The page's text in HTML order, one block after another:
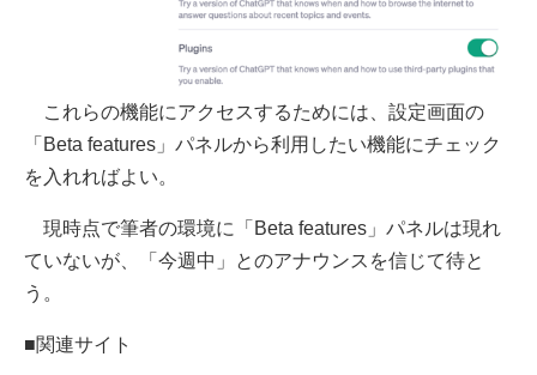
これらの機能にアクセスするためには、設定画面の
「Beta features」パネルから利用したい機能にチェック
を入れればよい。
現時点で筆者の環境に「Beta features」パネルは現れ
ていないが、「今週中」とのアナウンスを信じて待と
う。
■関連サイト